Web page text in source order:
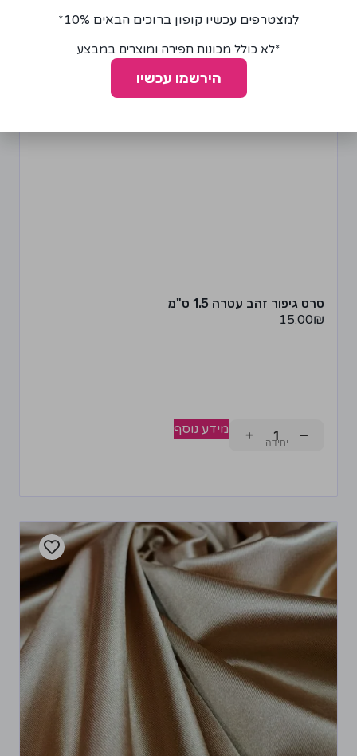
סרט גיפור זהב עטרה 1.5 ס"מ
15.00₪
−
+ מידע נוסף
למצטרפים עכשיו קופון ברוכים הבאים 10%*
*לא כולל מכונות תפירה ומוצרים במבצע
הירשמו עכשיו